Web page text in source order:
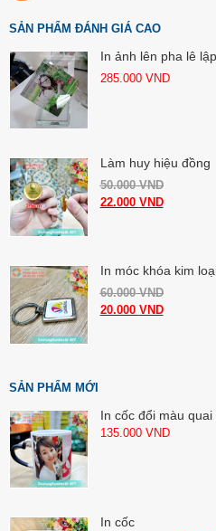
SẢN PHẨM ĐÁNH GIÁ CAO
In ảnh lên pha lê
285.000 VND
Làm huy hiệu đồng
50.000VND
22.000 VND
In móc khóa kim
60.000VND
20.000 VND
SẢN PHẨM MỚI
In cốc đổi màu
135.000 VND
In cốc